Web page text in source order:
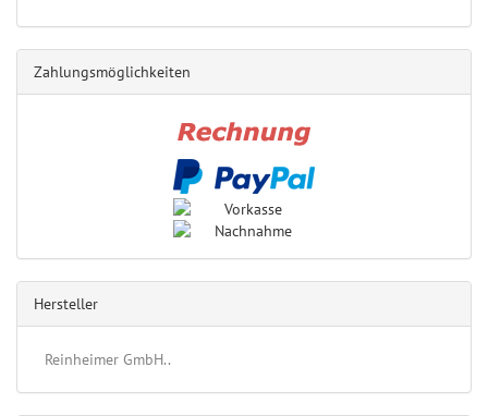
Zahlungsmöglichkeiten
Hersteller
Reinheimer GmbH..